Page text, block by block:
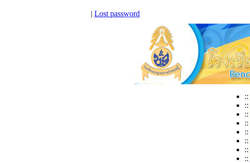
| Lost password
::
::
::
::
::
::
::
::